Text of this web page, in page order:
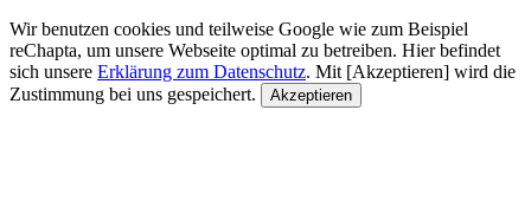
Wir benutzen cookies und teilweise Google wie zum Beispiel
reChapta, um unsere Webseite optimal zu betreiben. Hier befindet
sich unsere Erklärung zum Datenschutz. Mit [Akzeptieren] wird die
Zustimmung bei uns gespeichert.
Akzeptieren